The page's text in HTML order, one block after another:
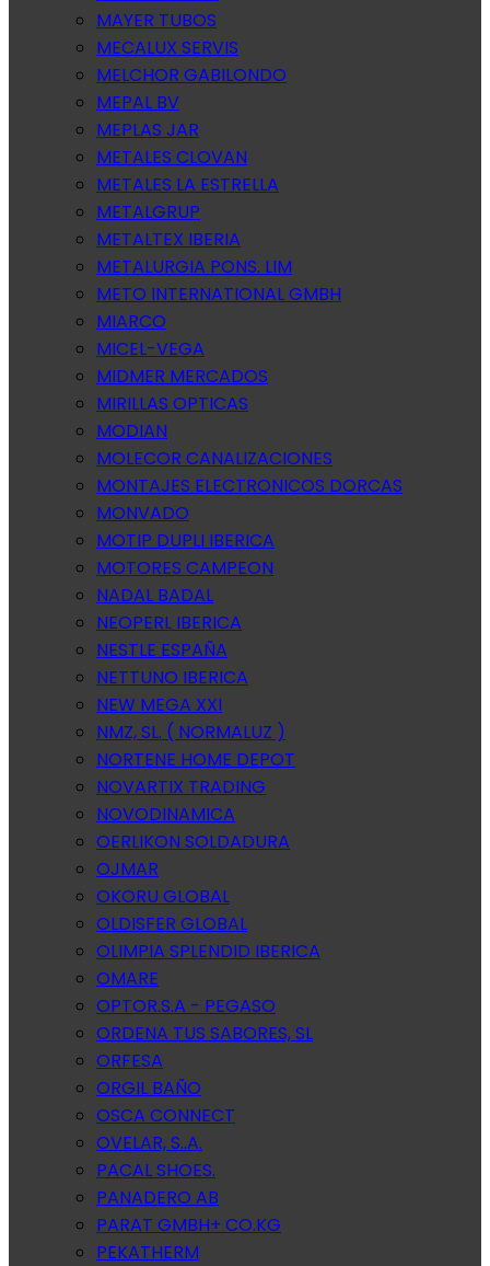
MAYER TUBOS
MECALUX SERVIS
MELCHOR GABILONDO
MEPAL BV
MEPLAS JAR
METALES CLOVAN
METALES LA ESTRELLA
METALGRUP
METALTEX IBERIA
METALURGIA PONS. LIM
METO INTERNATIONAL GMBH
MIARCO
MICEL-VEGA
MIDMER MERCADOS
MIRILLAS OPTICAS
MODIAN
MOLECOR CANALIZACIONES
MONTAJES ELECTRONICOS DORCAS
MONVADO
MOTIP DUPLI IBERICA
MOTORES CAMPEON
NADAL BADAL
NEOPERL IBERICA
NESTLE ESPAÑA
NETTUNO IBERICA
NEW MEGA XXI
NMZ, SL. ( NORMALUZ )
NORTENE HOME DEPOT
NOVARTIX TRADING
NOVODINAMICA
OERLIKON SOLDADURA
OJMAR
OKORU GLOBAL
OLDISFER GLOBAL
OLIMPIA SPLENDID IBERICA
OMARE
OPTOR.S.A - PEGASO
ORDENA TUS SABORES, SL
ORFESA
ORGIL BAÑO
OSCA CONNECT
OVELAR, S..A.
PACAL SHOES.
PANADERO AB
PARAT GMBH+ CO.KG
PEKATHERM